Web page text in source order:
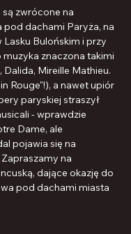
są zwrócone na
pod dachami Paryża, na
Lasku Bulońskim i przy
znaczona takimi
Dalida, Mireille Mathieu.
Rouge"!), a nawet upiór
paryskiej straszył
- wprawdzie
Dame, ale
pojawia się na
na
dające okazję do
pod dachami miasta